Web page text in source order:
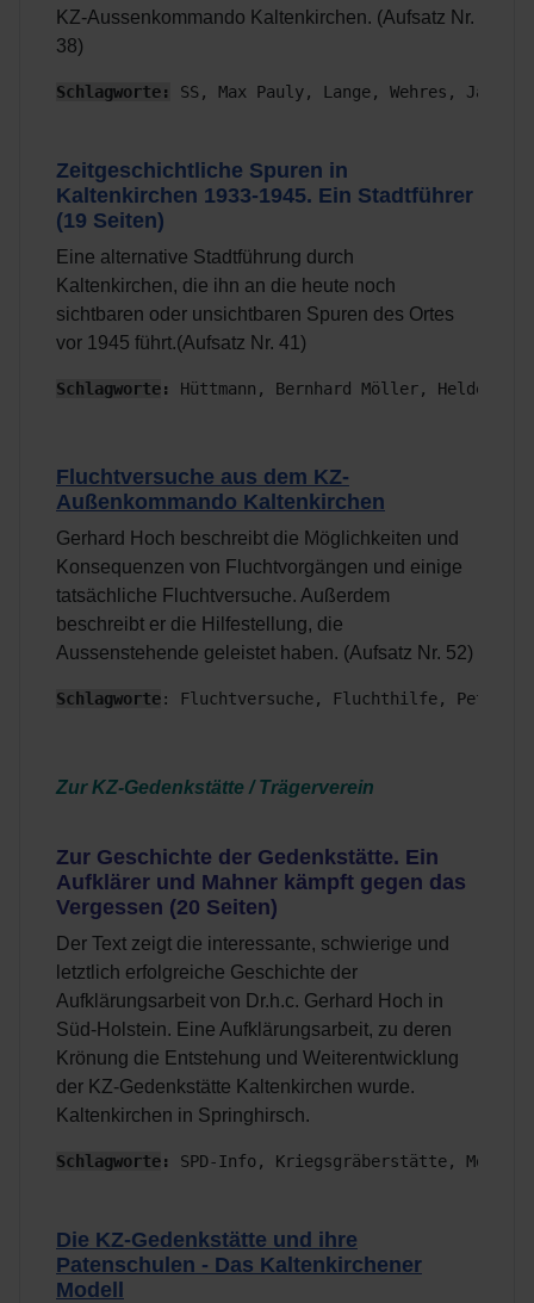
KZ-Aussenkommando Kaltenkirchen. (Aufsatz Nr.
38)
Schlagworte: SS, Max Pauly, Lange, Wehres,
Zeitgeschichtliche Spuren in
Kaltenkirchen 1933-1945. Ein Stadtführer
(19 Seiten)
Eine alternative Stadtführung durch
Kaltenkirchen, die ihn an die heute noch
sichtbaren oder unsichtbaren Spuren des Ortes
vor 1945 führt.(Aufsatz Nr. 41)
Schlagworte: Hüttmann, Bernhard Möller,
Fluchtversuche aus dem KZ-
Außenkommando Kaltenkirchen
Gerhard Hoch beschreibt die Möglichkeiten und
Konsequenzen von Fluchtvorgängen und einige
tatsächliche Fluchtversuche. Außerdem
beschreibt er die Hilfestellung, die
Aussenstehende geleistet haben. (Aufsatz Nr. 52)
Schlagworte: Fluchtversuche, Fluchthilfe,
Zur KZ-Gedenkstätte / Trägerverein
Zur Geschichte der Gedenkstätte. Ein
Aufklärer und Mahner kämpft gegen das
Vergessen (20 Seiten)
Der Text zeigt die interessante, schwierige und
letztlich erfolgreiche Geschichte der
Aufklärungsarbeit von Dr.h.c. Gerhard Hoch in
Süd-Holstein. Eine Aufklärungsarbeit, zu deren
Krönung die Entstehung und Weiterentwicklung
der KZ-Gedenkstätte Kaltenkirchen wurde.
Kaltenkirchen in Springhirsch.
Schlagworte: SPD-Info, Kriegsgräberstätte,
Die KZ-Gedenkstätte und ihre
Patenschulen - Das Kaltenkirchener
Modell